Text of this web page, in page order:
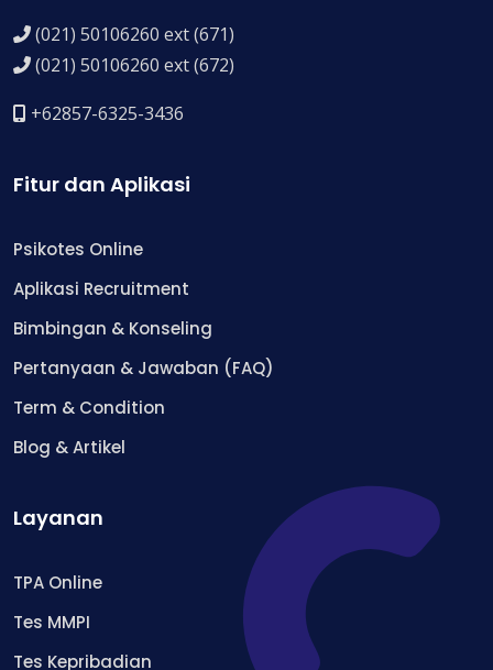
(021) 50106260 ext (671)
(021) 50106260 ext (672)
+62857-6325-3436
Fitur dan Aplikasi
Psikotes Online
Aplikasi Recruitment
Bimbingan & Konseling
Pertanyaan & Jawaban (FAQ)
Term & Condition
Blog & Artikel
Layanan
TPA Online
Tes MMPI
Tes Kepribadian